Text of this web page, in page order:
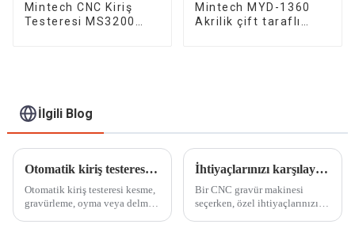
Mintech CNC Kiriş
Testeresi MS3200
Mintech MYD-1360
Akrilik çift taraflı
İlgili Blog
Otomatik kiriş testeresini nasıl kullanabiliriz?
Otomatik kiriş testeresi kesme,
gravürleme, oyma veya delme
İhtiyaçlarınızı karşılayacak doğru cnc router nasıl seçilir?
Bir CNC gravür makinesi
seçerken, özel ihtiyaçlarınızı